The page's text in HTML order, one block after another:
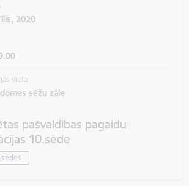
2020
vieta
sēžu zāle
pašvaldības pagaidu
10.sēde